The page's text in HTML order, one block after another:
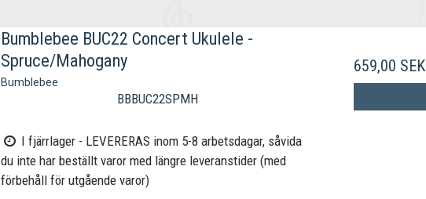
Bumblebee BUC22 Concert Ukulele -
Spruce/Mahogany
Bumblebee
BBBUC22SPMH
I fjärrlager - LEVERERAS inom 5-8 arbetsdagar, såvida
du inte har beställt varor med längre leveranstider (med
förbehåll för utgående varor)
659,00 SEK